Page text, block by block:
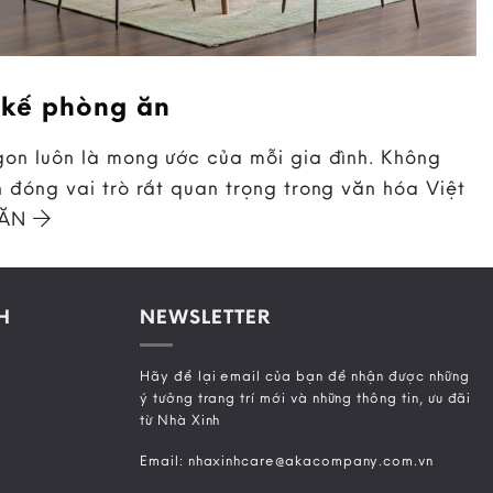
phòng ăn
luôn là mong ước của mỗi gia đình. Không
đóng vai trò rất quan trọng trong văn hóa Việt
NEWSLETTER
Hãy để lại email của bạn để nhận được những
ý tưởng trang trí mới và những thông tin, ưu đãi
từ Nhà Xinh
Email: nhaxinhcare@akacompany.com.vn